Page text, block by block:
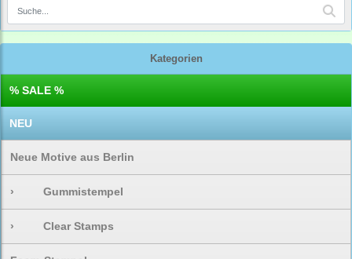
Kategorien
% SALE %
NEU
Neue Motive aus Berlin
› Gummistempel
› Clear Stamps